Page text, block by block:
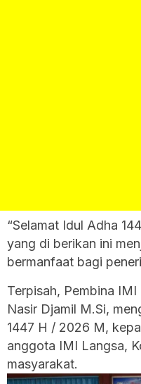
“Selamat Idul Adha
yang di berikan ini
bermanfaat bagi
Terpisah, Pembina
Nasir Djamil M.Si,
1447 H / 2026 M,
anggota IMI Langsa,
masyarakat.